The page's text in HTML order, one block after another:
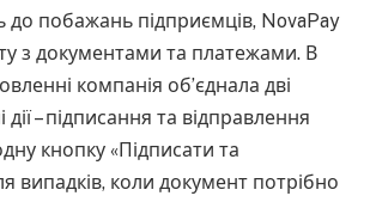
до побажань підприємців, NovaPay
з документами та платежами. В
компанія об’єднала дві
– підписання та відправлення
кнопку «Підписати та
випадків, коли документ потрібно